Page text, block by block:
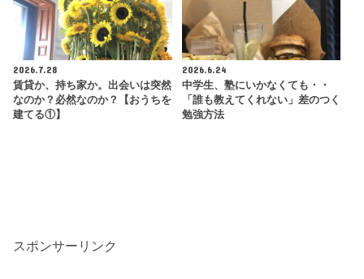
2026.7.28
賃貸か、持ち家か。出会いは突然
なのか？必然なのか？【おうちを
建てる①】
2026.6.24
中学生、塾にいかなくても・・
「誰も教えてくれない」差のつく
勉強方法
スポンサーリンク